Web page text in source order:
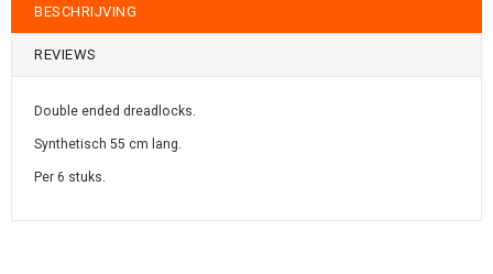
BESCHRIJVING
REVIEWS
Double ended dreadlocks.
Synthetisch 55 cm lang.
Per 6 stuks.